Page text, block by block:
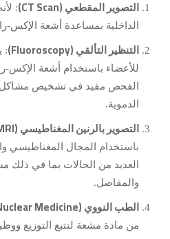
التصوير المقطعي (CT Scan)
:
الداخلية بمساعدة أشعة الإكس-
التنظير التألقي (Fluoroscopy)
:
للأعضاء باستخدام أشعة الإكس-
الفحص مفيد في تشخيص مشاكل
الدموية.
التصوير بالرنين المغناطيسي (MRI)
باستخدام المجال المغناطيسي
العديد من الحالات بما في ذلك
والمفاصل.
الطب النووي (Nuclear Medicine)
من مادة مشعة لتتبع التوزيع